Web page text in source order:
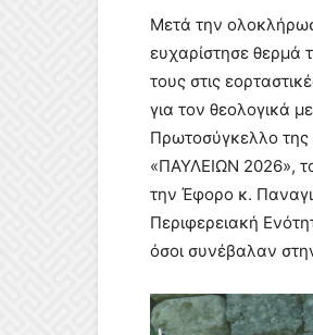
Μετά την
ευχαρίστησε θερμά
τους στις
για τον θεολογικά
Πρωτοσύγκελλο της
«ΠΑΥΛΕΙΩΝ 2026»,
την Έφορο κ.
Περιφερειακή
όσοι συνέβαλαν